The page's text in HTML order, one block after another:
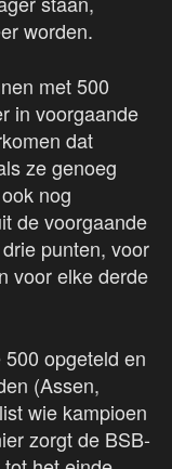
worden.
met 500
in voorgaande
dat
ze genoeg
nog
de voorgaande
punten, voor
voor elke derde
500 opgeteld en
(Assen,
wie kampioen
zorgt de BSB-